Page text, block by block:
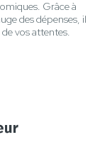
Grâce à
des dépenses, il
vos attentes.